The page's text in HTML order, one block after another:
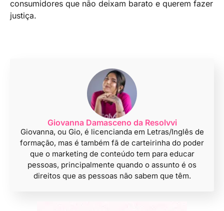
consumidores que não deixam barato e querem fazer
justiça.
Giovanna Damasceno da Resolvvi
Giovanna, ou Gio, é licencianda em Letras/Inglês de
formação, mas é também fã de carteirinha do poder
que o marketing de conteúdo tem para educar
pessoas, principalmente quando o assunto é os
direitos que as pessoas não sabem que têm.